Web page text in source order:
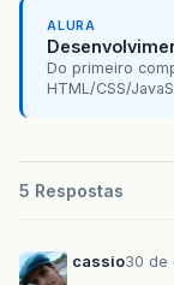
ALURA
Do primeiro
HTML/CSS/
5 Respostas
cassio30 de